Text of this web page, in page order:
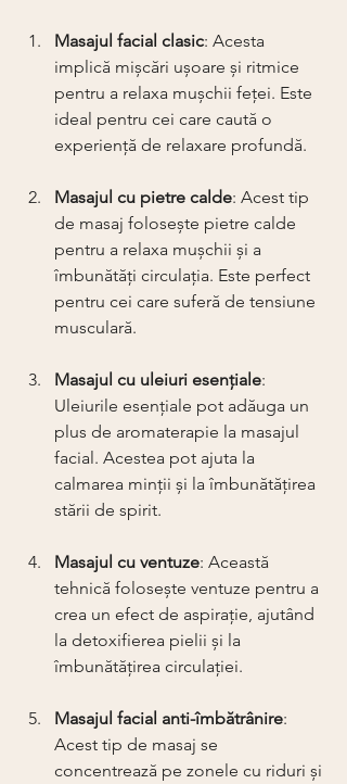
Masajul facial clasic: Acesta
implică mișcări ușoare și ritmice
pentru a relaxa mușchii feței. Este
ideal pentru cei care caută o
experiență de relaxare profundă.
Masajul cu pietre calde: Acest tip
de masaj folosește pietre calde
pentru a relaxa mușchii și a
îmbunătăți circulația. Este perfect
pentru cei care suferă de tensiune
musculară.
Masajul cu uleiuri esențiale:
Uleiurile esențiale pot adăuga un
plus de aromaterapie la masajul
facial. Acestea pot ajuta la
calmarea minții și la îmbunătățirea
stării de spirit.
Masajul cu ventuze: Această
tehnică folosește ventuze pentru a
crea un efect de aspirație, ajutând
la detoxifierea pielii și la
îmbunătățirea circulației.
Masajul facial anti-îmbătrânire:
Acest tip de masaj se
concentrează pe zonele cu riduri și